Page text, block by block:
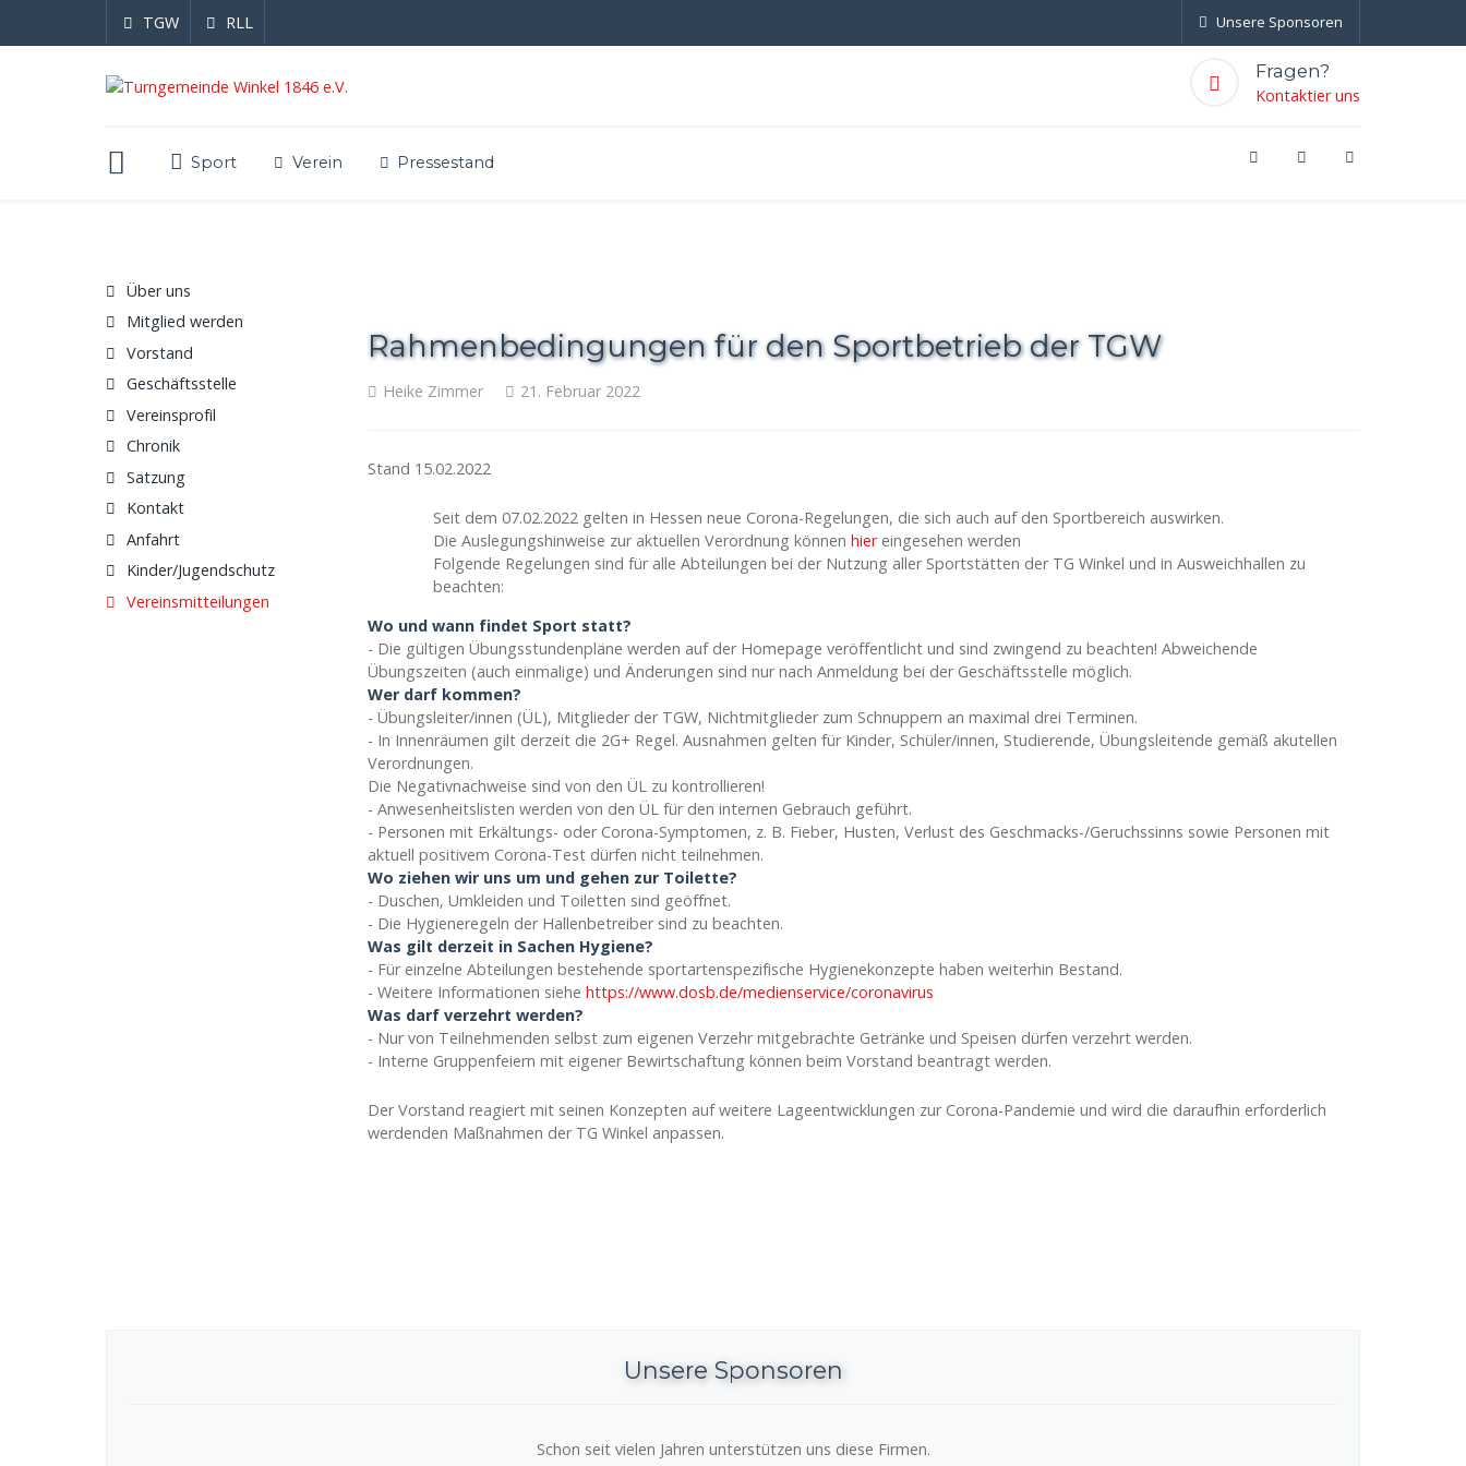
TGW RLL Unsere Sponsoren
Fragen?
Kontaktier uns
Sport Verein Pressestand
Über uns
Mitglied werden
Vorstand
Geschäftsstelle
Vereinsprofil
Chronik
Satzung
Kontakt
Anfahrt
Kinder/Jugendschutz
Vereinsmitteilungen
Rahmenbedingungen für den Sportbetrieb der TGW
Heike Zimmer 21. Februar 2022
Stand 15.02.2022
Seit dem 07.02.2022 gelten in Hessen neue Corona-Regelungen, die sich auch auf den Sportbereich auswirken.
Die Auslegungshinweise zur aktuellen Verordnung können hier eingesehen werden
Folgende Regelungen sind für alle Abteilungen bei der Nutzung aller Sportstätten der TG Winkel und in Ausweichhallen zu
beachten:
Wo und wann findet Sport statt?
- Die gültigen Übungsstundenpläne werden auf der Homepage veröffentlicht und sind zwingend zu beachten! Abweichende
Übungszeiten (auch einmalige) und Änderungen sind nur nach Anmeldung bei der Geschäftsstelle möglich.
Wer darf kommen?
- Übungsleiter/innen (ÜL), Mitglieder der TGW, Nichtmitglieder zum Schnuppern an maximal drei Terminen.
- In Innenräumen gilt derzeit die 2G+ Regel. Ausnahmen gelten für Kinder, Schüler/innen, Studierende, Übungsleitende gemäß akutellen
Verordnungen.
Die Negativnachweise sind von den ÜL zu kontrollieren!
- Anwesenheitslisten werden von den ÜL für den internen Gebrauch geführt.
- Personen mit Erkältungs- oder Corona-Symptomen, z. B. Fieber, Husten, Verlust des Geschmacks-/Geruchssinns sowie Personen mit
aktuell positivem Corona-Test dürfen nicht teilnehmen.
Wo ziehen wir uns um und gehen zur Toilette?
- Duschen, Umkleiden und Toiletten sind geöffnet.
- Die Hygieneregeln der Hallenbetreiber sind zu beachten.
Was gilt derzeit in Sachen Hygiene?
- Für einzelne Abteilungen bestehende sportartenspezifische Hygienekonzepte haben weiterhin Bestand.
- Weitere Informationen siehe https://www.dosb.de/medienservice/coronavirus
Was darf verzehrt werden?
- Nur von Teilnehmenden selbst zum eigenen Verzehr mitgebrachte Getränke und Speisen dürfen verzehrt werden.
- Interne Gruppenfeiern mit eigener Bewirtschaftung können beim Vorstand beantragt werden.
Der Vorstand reagiert mit seinen Konzepten auf weitere Lageentwicklungen zur Corona-Pandemie und wird die daraufhin erforderlich
werdenden Maßnahmen der TG Winkel anpassen.
Unsere Sponsoren
Schon seit vielen Jahren unterstützen uns diese Firmen.